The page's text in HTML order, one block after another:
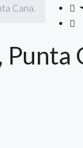
Cana.